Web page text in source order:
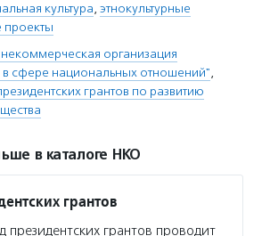
культура, этнокультурные
проекты
организация
в сфере национальных отношений",
грантов по развитию
в каталоге НКО
грантов
президентских грантов проводит